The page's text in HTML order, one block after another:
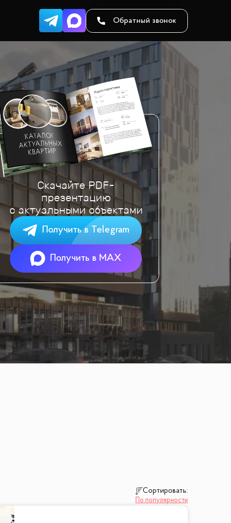
Обратный звонок
Скачайте PDF-
презентацию
с актуальными объектами
Получить в Telegram
Получить в MAX
Сортировать:
По популярности